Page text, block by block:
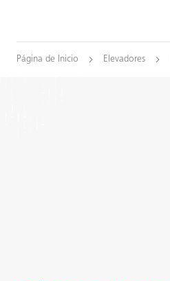
Página de Inicio Elevadores